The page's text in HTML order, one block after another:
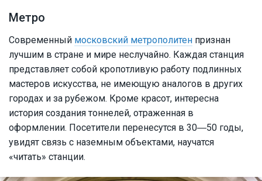
Метро
Современный московский метрополитен признан
лучшим в стране и мире неслучайно. Каждая станция
представляет собой кропотливую работу подлинных
мастеров искусства, не имеющую аналогов в других
городах и за рубежом. Кроме красот, интересна
история создания тоннелей, отраженная в
оформлении. Посетители перенесутся в 30―50 годы,
увидят связь с наземным объектами, научатся
«читать» станции.